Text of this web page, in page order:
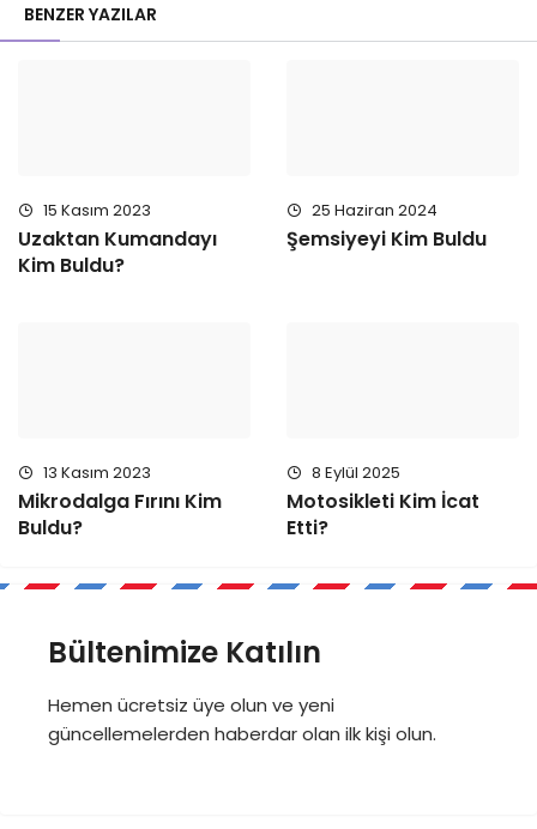
BENZER YAZILAR
15 Kasım 2023
Uzaktan Kumandayı
Kim Buldu?
25 Haziran 2024
Şemsiyeyi Kim Buldu
13 Kasım 2023
Mikrodalga Fırını Kim
Buldu?
8 Eylül 2025
Motosikleti Kim İcat
Etti?
Bültenimize Katılın
Hemen ücretsiz üye olun ve yeni
güncellemelerden haberdar olan ilk kişi olun.